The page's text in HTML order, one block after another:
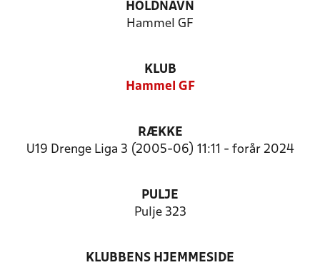
HOLDNAVN
Hammel GF
KLUB
Hammel GF
RÆKKE
U19 Drenge Liga 3 (2005-06) 11:11 - forår 2024
PULJE
Pulje 323
KLUBBENS HJEMMESIDE